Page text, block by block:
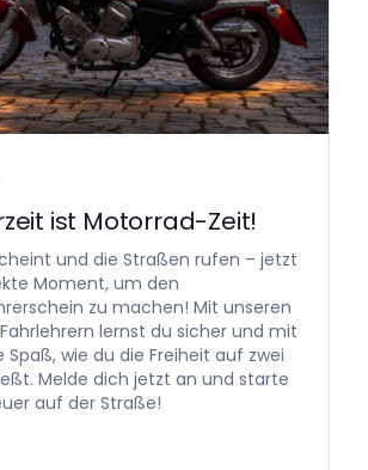
ist Motorrad-Zeit!
und die Straßen rufen – jetzt
Moment, um den
zu machen! Mit unseren
lernst du sicher und mit
Spaß, wie du die Freiheit auf zwei
Melde dich jetzt an und starte
auf der Straße!